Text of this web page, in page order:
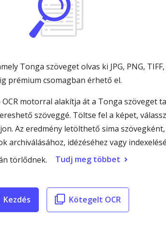
Tonga szöveget olvas ki JPG, PNG,
prémium csomagban érhető el.
motorral alakítja át a Tonga szöveget
szöveggé. Töltse fel a képet,
Az eredmény letölthető sima
archiválásához, idézéséhez vagy
törlődnek.
Tudj meg többet
Kezdés Kötegelt OCR